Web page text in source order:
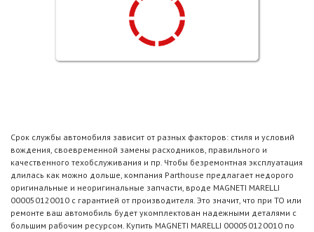
Срок службы автомобиля зависит от разных факторов: стиля и условий
вождения, своевременной замены расходников, правильного и
качественного техобслуживания и пр. Чтобы безремонтная эксплуатация
длилась как можно дольше, компания Parthouse предлагает недорого
оригинальные и неоригинальные запчасти, вроде MAGNETI MARELLI
000050120010 с гарантией от производителя. Это значит, что при ТО или
ремонте ваш автомобиль будет укомплектован надежными деталями с
большим рабочим ресурсом. Купить MAGNETI MARELLI 000050120010 по